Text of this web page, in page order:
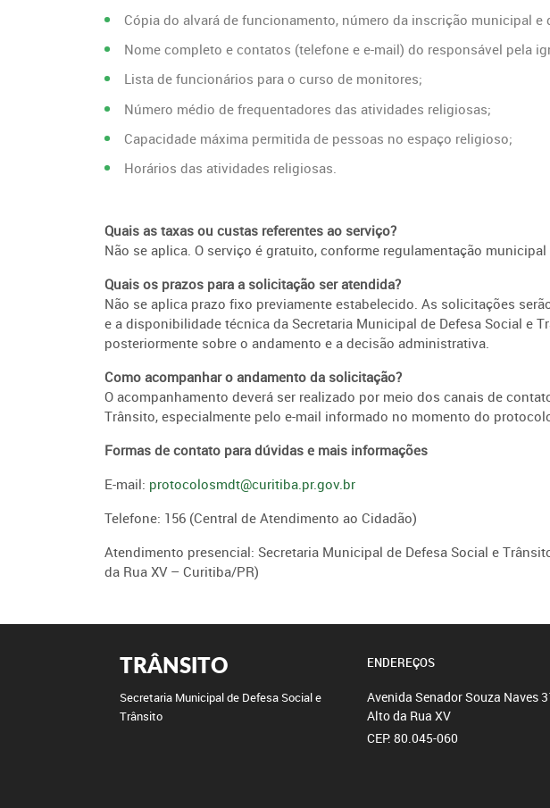
Cópia do alvará de funcionamento, número da inscrição municipal e
Nome completo e contatos (telefone e e-mail) do responsável pela
Lista de funcionários para o curso de monitores;
Número médio de frequentadores das atividades religiosas;
Capacidade máxima permitida de pessoas no espaço religioso;
Horários das atividades religiosas.
Quais as taxas ou custas referentes ao serviço?
Não se aplica. O serviço é gratuito, conforme regulamentação municipal
Quais os prazos para a solicitação ser atendida?
Não se aplica prazo fixo previamente estabelecido. As solicitações
e a disponibilidade técnica da Secretaria Municipal de Defesa Social e
posteriormente sobre o andamento e a decisão administrativa.
Como acompanhar o andamento da solicitação?
O acompanhamento deverá ser realizado por meio dos canais de
Trânsito, especialmente pelo e-mail informado no momento do
Formas de contato para dúvidas e mais informações
E-mail: protocolosmdt@curitiba.pr.gov.br
Telefone: 156 (Central de Atendimento ao Cidadão)
Atendimento presencial: Secretaria Municipal de Defesa Social e
da Rua XV – Curitiba/PR)
TRÂNSITO
Secretaria Municipal de Defesa Social e
Trânsito
ENDEREÇOS
Avenida Senador Souza Naves
Alto da Rua XV
CEP: 80.045-060